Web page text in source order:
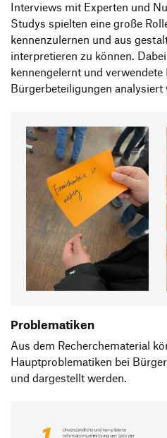
Interviews mit Experten und
Studys spielten eine große
kennenzulernen und aus
interpretieren zu können.
kennengelernt und
Bürgerbeteiligungen analysiert
Problematiken
Aus dem Recherchematerial
Hauptproblematiken bei
und dargestellt werden.